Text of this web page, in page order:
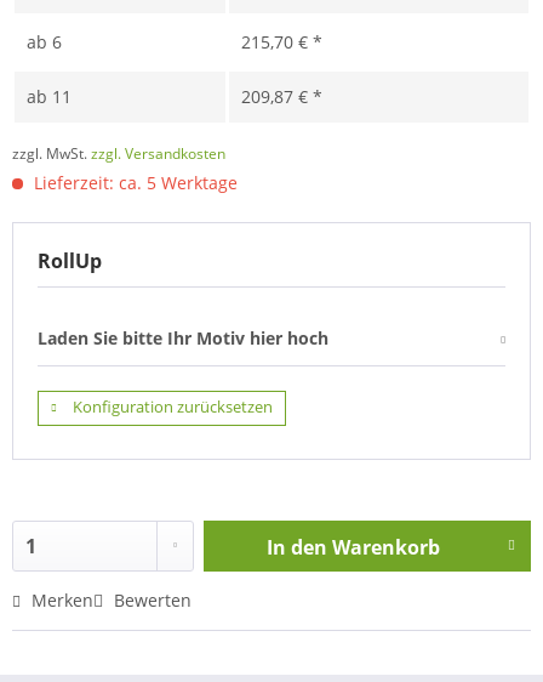
ab 6 215,70 € *
ab 11 209,87 € *
zzgl. MwSt.zzgl. Versandkosten
Lieferzeit: ca. 5 Werktage
RollUp
Laden Sie bitte Ihr Motiv hier hoch
Konfiguration zurücksetzen
In den Warenkorb
Merken Bewerten